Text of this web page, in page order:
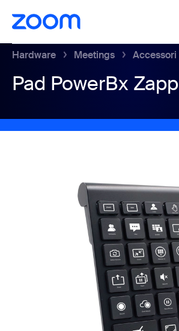
principale
di assistenza
Hardware Meetings Accessori
Pad PowerBx Zapp